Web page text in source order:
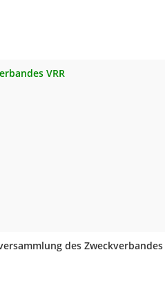
VRR
des Zweckverbandes